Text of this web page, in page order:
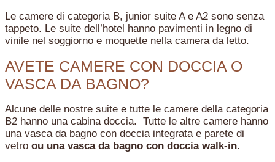
Le camere di categoria B, junior suite A e A2 sono senza
tappeto. Le suite dell’hotel hanno pavimenti in legno di
vinile nel soggiorno e moquette nella camera da letto.
AVETE CAMERE CON DOCCIA O
VASCA DA BAGNO?
Alcune delle nostre suite e tutte le camere della categoria
B2 hanno una cabina doccia. Tutte le altre camere hanno
una vasca da bagno con doccia integrata e parete di
vetro ou una vasca da bagno con doccia walk-in.